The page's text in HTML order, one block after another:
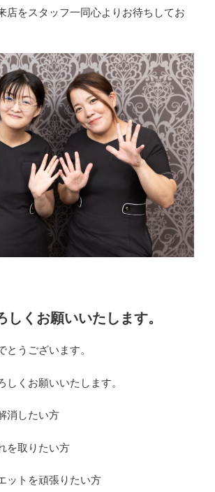
店をスタッフ一同心よりお待ちしてお
しくお願いいたします。
とうございます。
しくお願いいたします。
消したい方
を取りたい方
ットを頑張りたい方